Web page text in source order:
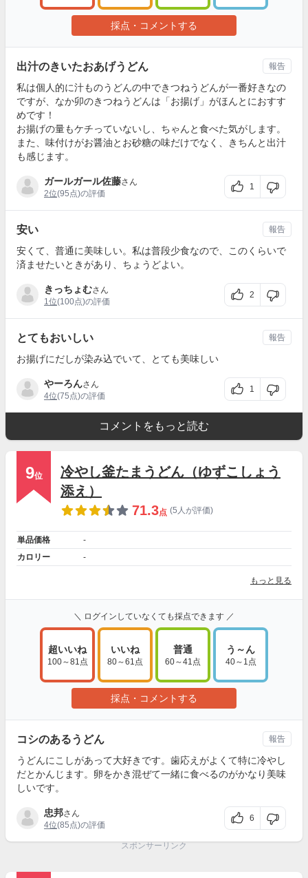
採点・コメントする
出汁のきいたおあげうどん
私は個人的に汁ものうどんの中できつねうどんが一番好きなの
ですが、なか卯のきつねうどんは「お揚げ」がほんとにおすす
めです！
お揚げの量もケチっていないし、ちゃんと食べた気がします。
また、味付けがお醤油とお砂糖の味だけでなく、きちんと出汁
も感じます。
ガールガール佐藤さん
2位(95点)の評価
1
報告
安い
安くて、普通に美味しい。私は普段少食なので、このくらいで
済ませたいときがあり、ちょうどよい。
きっちょむさん
1位(100点)の評価
2
報告
とてもおいしい
お揚げにだしが染み込でいて、とても美味しい
やーろんさん
4位(75点)の評価
1
報告
コメントをもっと読む
9位
冷やし釜たまうどん（ゆずこしょう
添え）
71.3点 (5人が評価)
単品価格
-
カロリー
-
もっと見る
＼ ログインしていなくても採点できます ／
超いいね
100～81点
いいね
80～61点
普通
60～41点
う～ん
40～1点
採点・コメントする
コシのあるうどん
うどんにこしがあって大好きです。歯応えがよくて特に冷やし
だとかんじます。卵をかき混ぜて一緒に食べるのがかなり美味
しいです。
忠邦さん
4位(85点)の評価
6
報告
スポンサーリンク